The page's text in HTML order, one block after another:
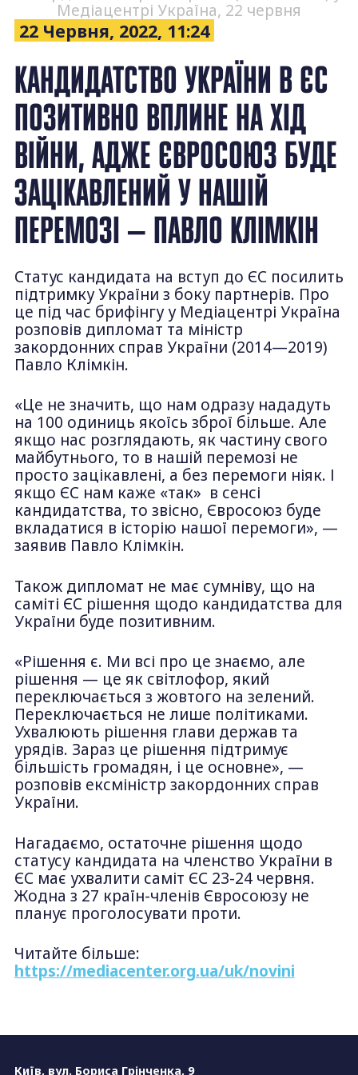
Медіацентрі Україна, 22 червня
22 Червня, 2022, 11:24
КАНДИДАТСТВО УКРАЇНИ В ЄС
ПОЗИТИВНО ВПЛИНЕ НА ХІД
ВІЙНИ, АДЖЕ ЄВРОСОЮЗ БУДЕ
ЗАЦІКАВЛЕНИЙ У НАШІЙ
ПЕРЕМОЗІ — ПАВЛО КЛІМКІН
Статус кандидата на вступ до ЄС посилить
підтримку України з боку партнерів. Про
це під час брифінгу у Медіацентрі Україна
розповів дипломат та міністр
закордонних справ України (2014—2019)
Павло Клімкін.
«Це не значить, що нам одразу нададуть
на 100 одиниць якоїсь зброї більше. Але
якщо нас розглядають, як частину свого
майбутнього, то в нашій перемозі не
просто зацікавлені, а без перемоги ніяк. І
якщо ЄС нам каже «так» в сенсі
кандидатства, то звісно, Євросоюз буде
вкладатися в історію нашої перемоги», —
заявив Павло Клімкін.
Також дипломат не має сумніву, що на
саміті ЄС рішення щодо кандидатства для
України буде позитивним.
«Рішення є. Ми всі про це знаємо, але
рішення — це як світлофор, який
переключається з жовтого на зелений.
Переключається не лише політиками.
Ухвалюють рішення глави держав та
урядів. Зараз це рішення підтримує
більшість громадян, і це основне», —
розповів ексміністр закордонних справ
України.
Нагадаємо, остаточне рішення щодо
статусу кандидата на членство України в
ЄС має ухвалити саміт ЄС 23-24 червня.
Жодна з 27 країн-членів Євросоюзу не
планує проголосувати проти.
Читайте більше:
https://mediacenter.org.ua/uk/novini
Київ, вул. Бориса Грінченка, 9